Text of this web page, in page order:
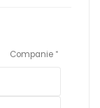
Companie